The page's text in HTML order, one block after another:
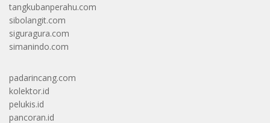
tangkubanperahu.com
sibolangit.com
siguragura.com
simanindo.com
padarincang.com
kolektor.id
pelukis.id
pancoran.id